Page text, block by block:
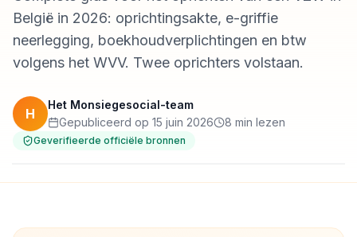
België in 2026: oprichtingsakte, e-griffie
neerlegging, boekhoudverplichtingen en btw
volgens het WVV. Twee oprichters volstaan.
H
Het Monsiegesocial-team
Gepubliceerd op 15 juin 2026
8 min lezen
Geverifieerde officiële bronnen